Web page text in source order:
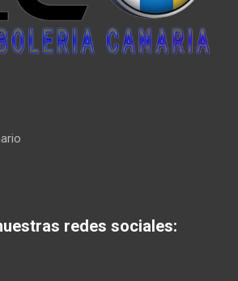
redes sociales: